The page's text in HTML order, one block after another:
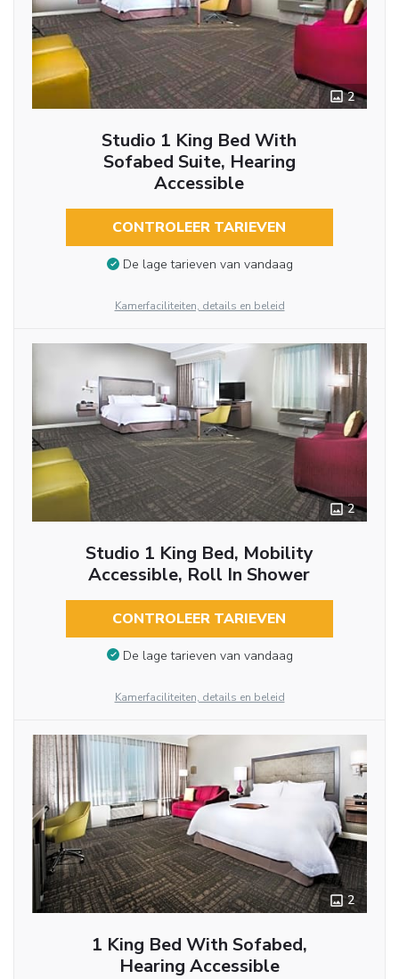
2
Studio 1 King Bed With
Sofabed Suite, Hearing
Accessible
CONTROLEER TARIEVEN
De lage tarieven van vandaag
Kamerfaciliteiten, details en beleid
2
Studio 1 King Bed, Mobility
Accessible, Roll In Shower
CONTROLEER TARIEVEN
De lage tarieven van vandaag
Kamerfaciliteiten, details en beleid
2
1 King Bed With Sofabed,
Hearing Accessible